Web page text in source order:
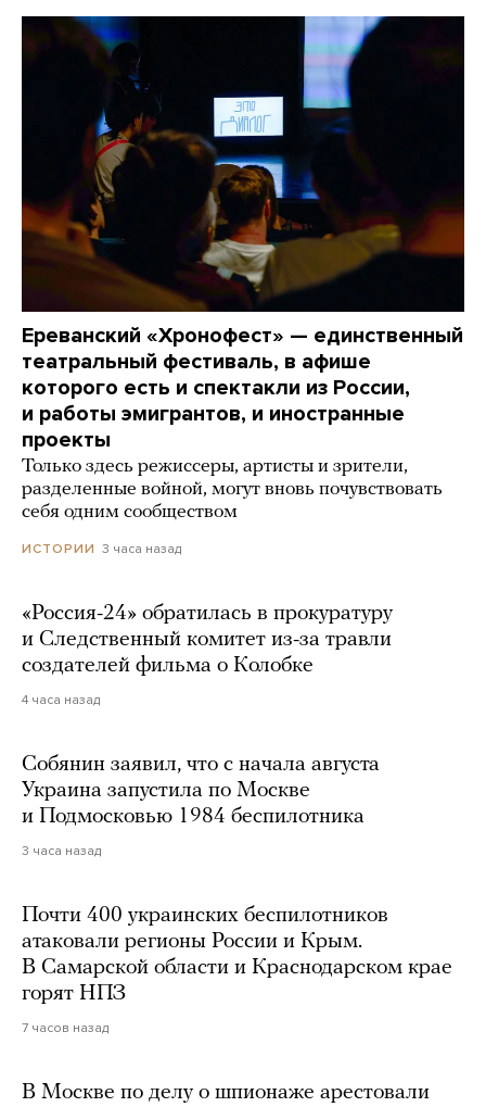
Ереванский «Хронофест» — единственный
театральный фестиваль, в афише
которого есть и спектакли из России,
и работы эмигрантов, и иностранные
проекты
Только здесь режиссеры, артисты и зрители,
разделенные войной, могут вновь почувствовать
себя одним сообществом
ИСТОРИИ 3 часа назад
«Россия-24» обратилась в прокуратуру
и Следственный комитет из-за травли
создателей фильма о Колобке
4 часа назад
Собянин заявил, что с начала августа
Украина запустила по Москве
и Подмосковью 1984 беспилотника
3 часа назад
Почти 400 украинских беспилотников
атаковали регионы России и Крым.
В Самарской области и Краснодарском крае
горят НПЗ
7 часов назад
В Москве по делу о шпионаже арестовали